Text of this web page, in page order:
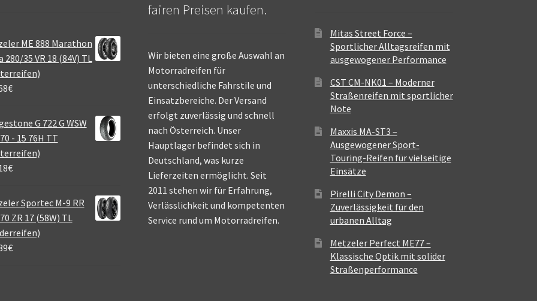
ME 888 Marathon
280/35 VR 18 (84V) TL
€
G 722 G WSW
- 15 76H TT
€
Sportec M-9 RR
ZR 17 (58W) TL
€
fairen Preisen kaufen.
Wir bieten eine große Auswahl an
Motorradreifen für
unterschiedliche Fahrstile und
Einsatzbereiche. Der Versand
erfolgt zuverlässig und schnell
nach Österreich. Unser
Hauptlager befindet sich in
Deutschland, was kurze
Lieferzeiten ermöglicht. Seit
2011 stehen wir für Erfahrung,
Verlässlichkeit und kompetenten
Service rund um Motorradreifen.
Mitas Street Force –
Sportlicher Alltagsreifen mit
ausgewogener Performance
CST CM-NK01 – Moderner
Straßenreifen mit sportlicher
Note
Maxxis MA-ST3 –
Ausgewogener Sport-
Touring-Reifen für vielseitige
Einsätze
Pirelli City Demon –
Zuverlässigkeit für den
urbanen Alltag
Metzeler Perfect ME77 –
Klassische Optik mit solider
Straßenperformance